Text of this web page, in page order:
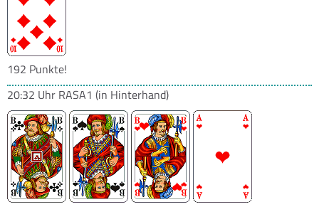
192 Punkte!
20:32 Uhr RASA1 (in Hinterhand)